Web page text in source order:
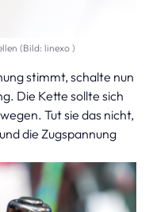
(Bild: linexo )
stimmt, schalte nun
Die Kette sollte sich
Tut sie das nicht,
die Zugspannung